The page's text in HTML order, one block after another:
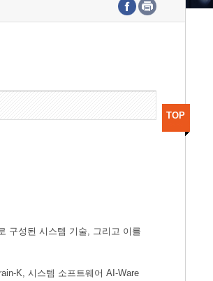
구성된 시스템 기술, 그리고 이를
K, 시스템 소프트웨어 AI-Ware
TOP